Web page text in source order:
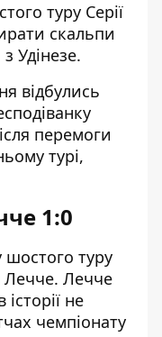
туру Серії
скальпи
Удінезе.
відбулись
перемоги
турі,
1:0
шостого туру
Лечче. Лечче
не
чемпіонату